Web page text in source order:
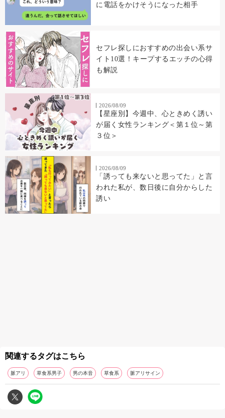
に電話をかけそうになった相手
セフレ探しにおすすめの出会い系サ
イト10選！キープするエッチの心得
も解説
2026/08/09
【星座別】今週中、心ときめく誘い
が届く女性ランキング＜第１位～第
３位＞
2026/08/09
「誘っても来ないと思ってた」と言
われた私が、数日後に自分からした
誘い
関連するタグはこちら
脈アリ 草食系男子 男の本音 草食系 脈アリサイン